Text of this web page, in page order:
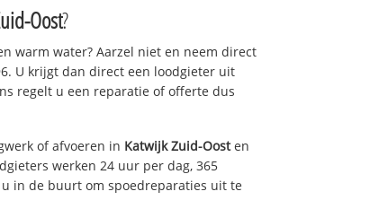
Oost?
warm water? Aarzel niet en neem direct
U krijgt dan direct een loodgieter uit
regelt u een reparatie of offerte dus
of afvoeren in Katwijk Zuid-Oosten
werken 24 uur per dag, 365
in de buurt om spoedreparaties uit te